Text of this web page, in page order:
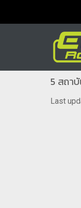
5 สถา
Last